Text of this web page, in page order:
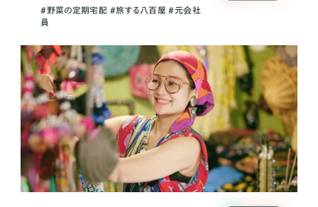
＃野菜の定期宅配 ＃旅する八百屋 ＃元会社
員